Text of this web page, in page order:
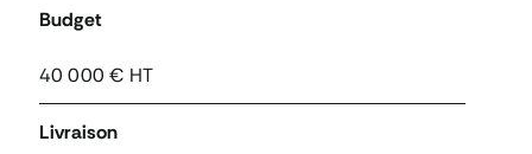
Budget
40 000 € HT
Livraison